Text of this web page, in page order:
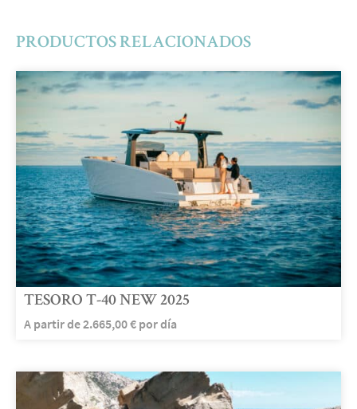
PRODUCTOS RELACIONADOS
TESORO T-40 NEW 2025
A partir de2.665,00€ por día